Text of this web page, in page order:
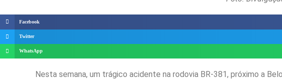
Facebook
Twitter
WhatsApp
Nesta semana, um trágico acidente na rodovia BR-381, próximo a